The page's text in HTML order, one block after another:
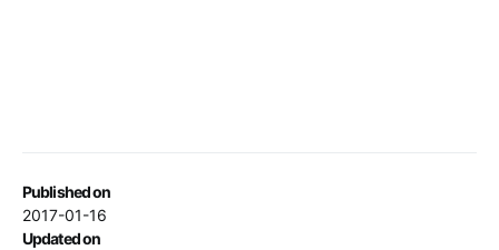
Published on
2017-01-16
Updated on